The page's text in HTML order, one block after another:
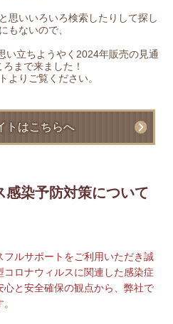
思いいろいろ検索したりして探し
もないので、
い立ちようやく2024年販売の見通
まで来ました！
よりご覧ください。
トはこちらへ
感染予防対策について
ルサポートをご利用いただき誠
ロナウィルスに関連した感染症
心と安全確保の観点から、弊社で